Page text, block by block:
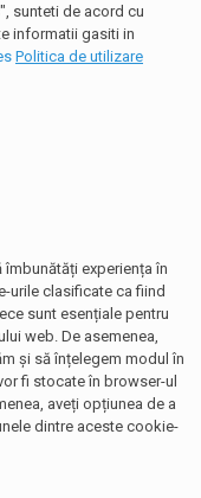
sunteti de acord cu
informatii gasiti in
Politica de utilizare
experiența în
urile clasificate ca fiind
sunt esențiale pentru
web. De asemenea,
și să înțelegem modul în
fi stocate în browser-ul
aveți opțiunea de a
dintre aceste cookie-